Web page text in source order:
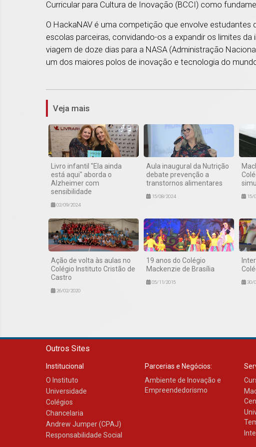
Curricular para Cultura de Inovação (BCCI) como
O HackaNAV é uma competição que envolve estudantes
escolas parceiras, convidando-os a expandir os limites
viagem de doze dias para a NASA (Administração
um dos maiores polos de inovação e tecnologia do
1
Veja mais
Livro infantil "Ela ainda
está aqui" aborda o
Alzheimer com
sensibilidade
02/09/2024
Aula inaugural da Nutrição
debate prevenção a
transtornos alimentares
15/08/2024 15/
Ação de volta às aulas no
Colégio Instituto Cristão de
Castro
26/02/2020
19 anos do Colégio
Mackenzie de Brasília
05/11/2015 30/
Outros Sites
Institucional
O Instituto
Universidade
Colégios
Chancelaria
Andrew Jumper (CPAJ)
Responsabilidade Social
Parcerias e Negócios:
Ambiente de Inovação e
Empreendedorismo